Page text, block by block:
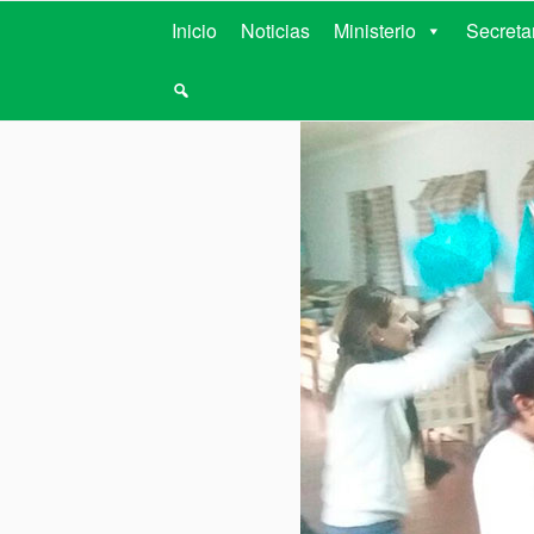
MINISTERIO
Inicio Noticias Ministerio